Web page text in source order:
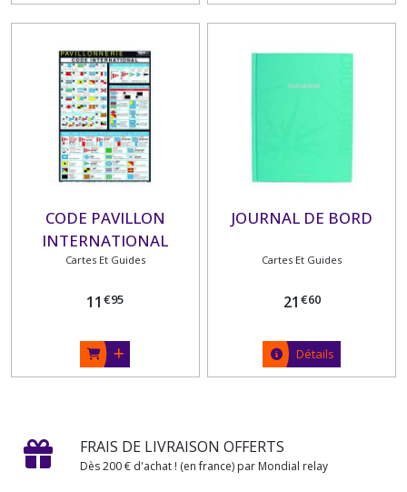
CODE PAVILLON
INTERNATIONAL
Cartes Et Guides
11 €95
JOURNAL DE BORD
Cartes Et Guides
21 €60
Détails
FRAIS DE LIVRAISON OFFERTS
Dès 200 € d'achat ! (en france) par Mondial relay